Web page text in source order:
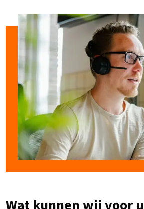
Wat kunnen wij voor u